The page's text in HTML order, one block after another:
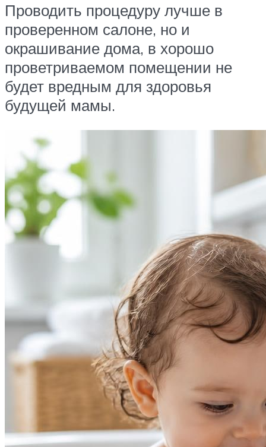
Проводить процедуру лучше в
проверенном салоне, но и
окрашивание дома, в хорошо
проветриваемом помещении не
будет вредным для здоровья
будущей мамы.